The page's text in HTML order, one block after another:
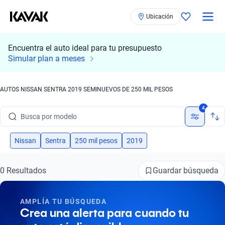
Ubicación
Encuentra el auto ideal para tu presupuesto
Simular plan a meses
AUTOS NISSAN SENTRA 2019 SEMINUEVOS DE 250 MIL PESOS
Busca por modelo
Busca por versión
Busca por marca
Busca por modelo
4
Nissan Sentra 250 mil pesos 2019
0 Resultados Guardar búsqueda
AMPLÍA TU BÚSQUEDA
Crea una alerta para cuando tu